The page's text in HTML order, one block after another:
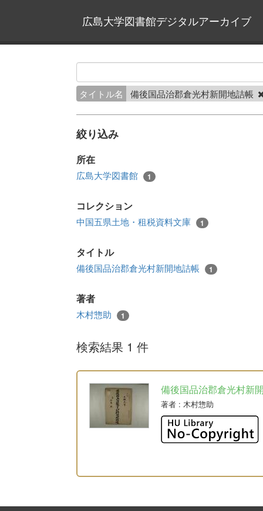
広島大学図書館デジタルアーカイブ
タイトル名 備後国品治郡倉光村新開地詰帳
絞り込み
所在
広島大学図書館 1
コレクション
中国五県土地・租税資料文庫 1
タイトル
備後国品治郡倉光村新開地詰帳 1
著者
木村惣助 1
検索結果 1 件
備後国品治郡倉光村新
著者 : 木村惣助